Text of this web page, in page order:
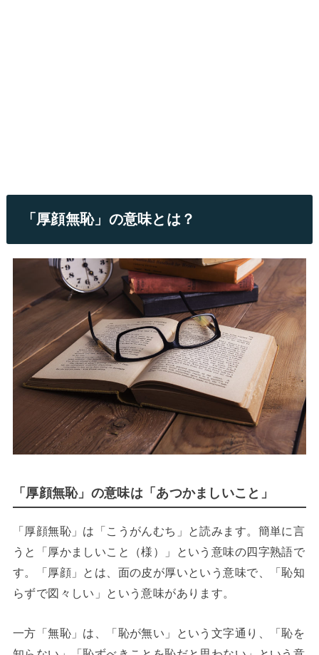
「厚顔無恥」の意味とは？
「厚顔無恥」の意味は「あつかましいこと」
「厚顔無恥」は「こうがんむち」と読みます。簡単に言
うと「厚かましいこと（様）」という意味の四字熟語で
す。「厚顔」とは、面の皮が厚いという意味で、「恥知
らずで図々しい」という意味があります。
一方「無恥」は、「恥が無い」という文字通り、「恥を